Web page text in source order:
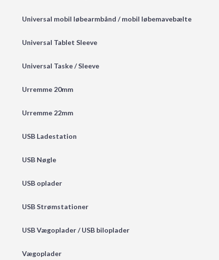
Universal mobil løbearmbånd / mobil løbemavebælte
Universal Tablet Sleeve
Universal Taske / Sleeve
Urremme 20mm
Urremme 22mm
USB Ladestation
USB Nøgle
USB oplader
USB Strømstationer
USB Vægoplader / USB biloplader
Vægoplader